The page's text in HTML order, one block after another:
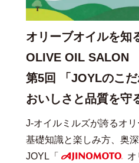
オリーブオイルを知
OLIVE OIL SALON
第5回 「JOYLのこだ
おいしさと品質を守
J-オイルミルズが誇るオリ
基礎知識と楽しみ方、奥
JOYL「
オ